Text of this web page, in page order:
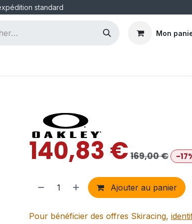
standard
Mon
140,83 € 169,00€ -
Ajouter au panier
Pour bénéficier des offres Skiracing,